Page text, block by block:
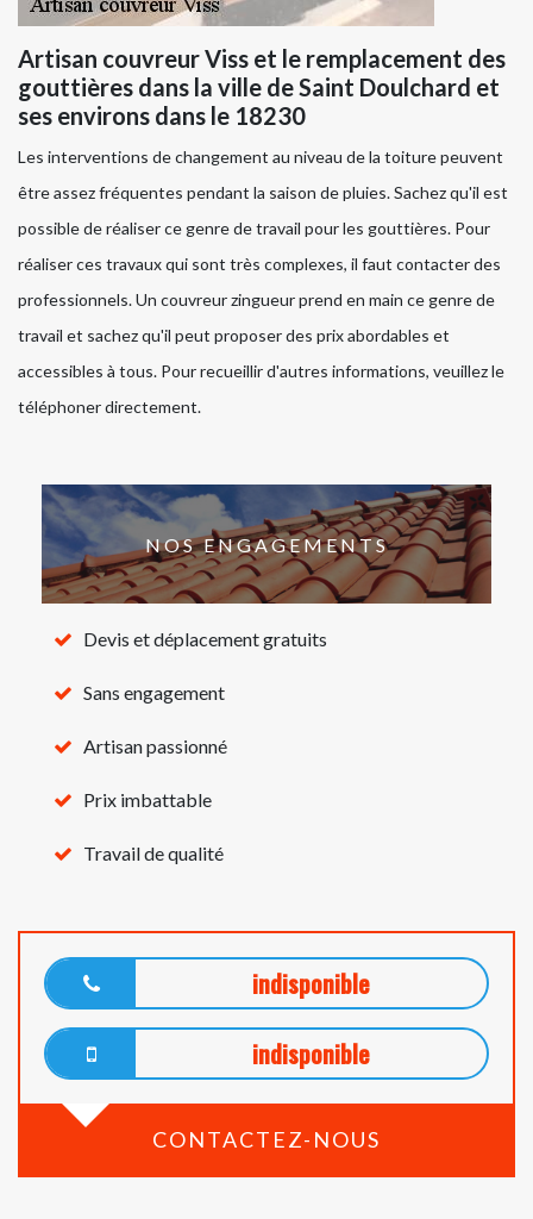
Artisan couvreur Viss et le remplacement des
gouttières dans la ville de Saint Doulchard et
ses environs dans le 18230
Les interventions de changement au niveau de la toiture peuvent
être assez fréquentes pendant la saison de pluies. Sachez qu'il est
possible de réaliser ce genre de travail pour les gouttières. Pour
réaliser ces travaux qui sont très complexes, il faut contacter des
professionnels. Un couvreur zingueur prend en main ce genre de
travail et sachez qu'il peut proposer des prix abordables et
accessibles à tous. Pour recueillir d'autres informations, veuillez le
téléphoner directement.
NOS ENGAGEMENTS
Devis et déplacement gratuits
Sans engagement
Artisan passionné
Prix imbattable
Travail de qualité
indisponible
indisponible
CONTACTEZ-NOUS